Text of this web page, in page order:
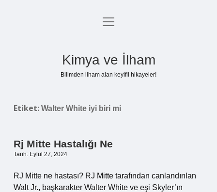
Anasayfa
menüyü
Kimya ve İlham
Bilimden ilham alan keyifli hikayeler!
Etiket: Walter White iyi biri mi
Rj Mitte Hastalığı Ne
Tarih: Eylül 27, 2024
RJ Mitte ne hastası? RJ Mitte tarafından canlandırılan
Walt Jr., başkarakter Walter White ve eşi Skyler’ın